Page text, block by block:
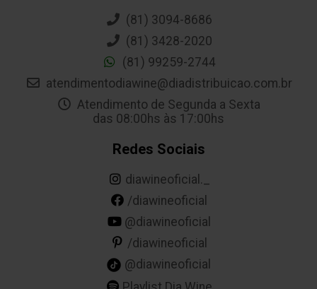
(81) 3094-8686
(81) 3428-2020
(81) 99259-2744
atendimentodiawine@diadistribuicao.com.br
Atendimento de Segunda a Sexta
das 08:00hs às 17:00hs
Redes Sociais
diawineoficial._
/diawineoficial
@diawineoficial
/diawineoficial
@diawineoficial